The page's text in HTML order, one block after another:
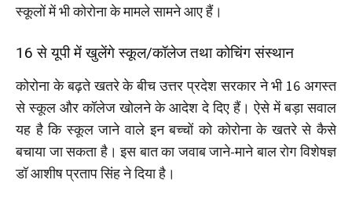
स्कूलों में भी कोरोना के मामले सामने आए हैं।
16 से यूपी में खुलेंगे स्कूल/कॉलेज तथा कोचिंग संस्थान
कोरोना के बढ़ते खतरे के बीच उत्तर प्रदेश सरकार ने भी 16 अगस्त
से स्कूल और कॉलेज खोलने के आदेश दे दिए हैं। ऐसे में बड़ा सवाल
यह है कि स्कूल जाने वाले इन बच्चों को कोरोना के खतरे से कैसे
बचाया जा सकता है। इस बात का जवाब जाने-माने बाल रोग विशेषज्ञ
डॉ आशीष प्रताप सिंह ने दिया है।